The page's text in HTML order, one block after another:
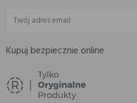
Kupuj bezpiecznie online